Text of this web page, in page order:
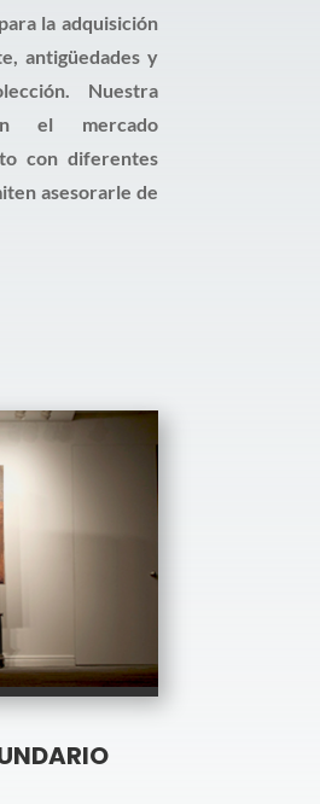
la adquisición
antigüedades y
Nuestra
el mercado
con diferentes
asesorarle de